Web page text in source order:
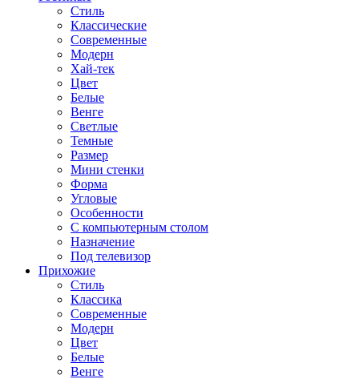
Стиль
Классические
Современные
Модерн
Хай-тек
Цвет
Белые
Венге
Светлые
Темные
Размер
Мини стенки
Форма
Угловые
Особенности
С компьютерным столом
Назначение
Под телевизор
Прихожие
Стиль
Классика
Современные
Модерн
Цвет
Белые
Венге